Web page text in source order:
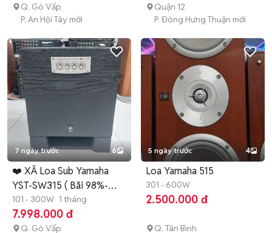
Q. Gò Vấp
P. An Hội Tây mới
Quận 12
P. Đông Hưng Thuận mới
7 ngày trước 6
❤️ XÃ Loa Sub Yamaha
YST-SW315 ( Bãi 98%-
Indonesia)
101 - 300W 1 tháng
7.998.000 đ
Q. Gò Vấp
5 ngày trước 4
Loa Yamaha 515
301 - 600W
2.500.000 đ
Q. Tân Bình